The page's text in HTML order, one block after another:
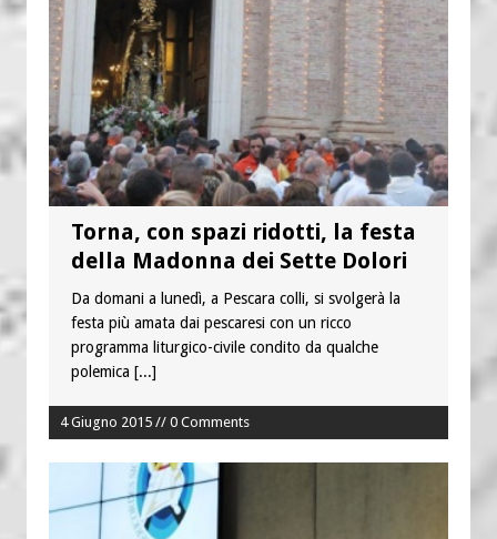
Torna, con spazi ridotti, la festa
della Madonna dei Sette Dolori
Da domani a lunedì, a Pescara colli, si svolgerà la
festa più amata dai pescaresi con un ricco
programma liturgico-civile condito da qualche
polemica [...]
4 Giugno 2015 // 0 Comments